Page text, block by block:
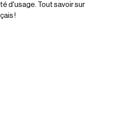
d'usage. Tout savoir sur
!